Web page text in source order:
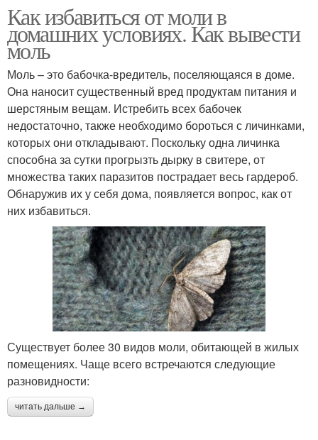
Как избавиться от моли в
домашних условиях. Как вывести
моль
Моль – это бабочка-вредитель, поселяющаяся в доме.
Она наносит существенный вред продуктам питания и
шерстяным вещам. Истребить всех бабочек
недостаточно, также необходимо бороться с личинками,
которых они откладывают. Поскольку одна личинка
способна за сутки прогрызть дырку в свитере, от
множества таких паразитов пострадает весь гардероб.
Обнаружив их у себя дома, появляется вопрос, как от
них избавиться.
Существует более 30 видов моли, обитающей в жилых
помещениях. Чаще всего встречаются следующие
разновидности:
читать дальше →